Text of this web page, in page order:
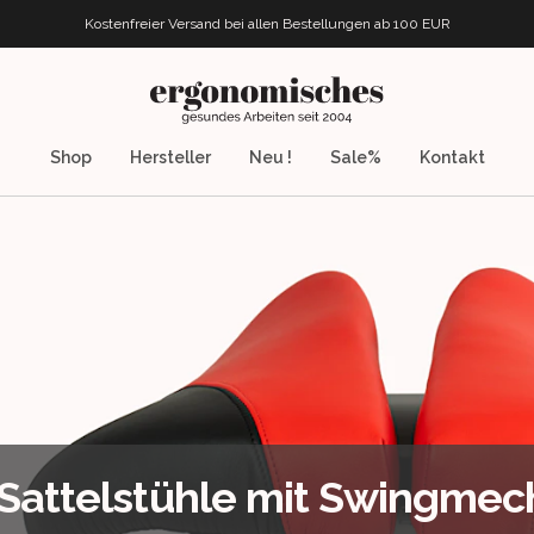
Kostenfreier Versand bei allen Bestellungen ab 100 EUR
ergonomisches.de
Shop Hersteller Neu ! Sale% Kontakt
mit